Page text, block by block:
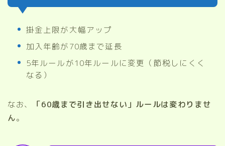
掛金上限が大幅アップ
加入年齢が70歳まで延長
5年ルールが10年ルールに変更（節税しにくく
なる）
なお、
「60歳まで引き出せない」ルールは変わりませ
ん。